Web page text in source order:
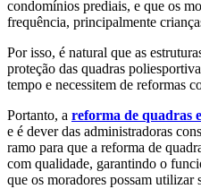
condomínios prediais, e que os
frequência, principalmente
Por isso, é natural que as
proteção das quadras
tempo e necessitem de reformas
Portanto, a reforma de quadras
e é dever das administradoras
ramo para que a reforma de
com qualidade, garantindo o
que os moradores possam utilizar